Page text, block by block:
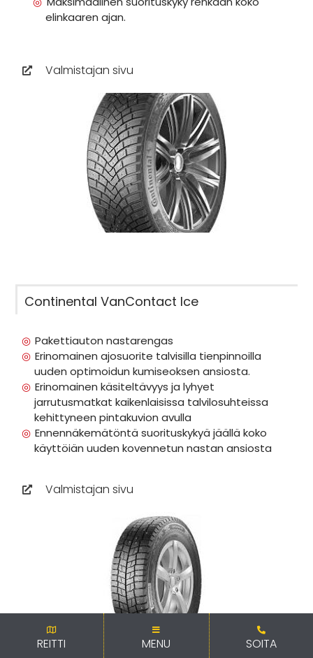
elinkaaren ajan.
Valmistajan sivu
Continental VanContact Ice
Pakettiauton nastarengas
Erinomainen ajosuorite talvisilla tienpinnoilla
uuden optimoidun kumiseoksen ansiosta.
Erinomainen käsiteltävyys ja lyhyet
jarrutusmatkat kaikenlaisissa talvilosuhteissa
kehittyneen pintakuvion avulla
Ennennäkemätöntä suorituskykyä jäällä koko
käyttöiän uuden kovennetun nastan ansiosta
Valmistajan sivu
REITTI MENU SOITA